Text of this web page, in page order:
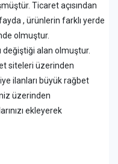
Ticaret açısından
, ürünlerin farklı yerde
olmuştur.
değiştiği alan olmuştur.
siteleri üzerinden
ilanları büyük rağbet
üzerinden
ekleyerek